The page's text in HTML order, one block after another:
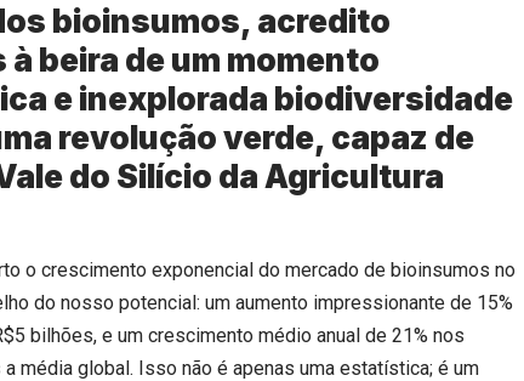
bioinsumos, acredito
beira de um momento
e inexplorada biodiversidade
revolução verde, capaz de
do Silício da Agricultura
o crescimento exponencial do mercado de bioinsumos no
do nosso potencial: um aumento impressionante de 15%
bilhões, e um crescimento médio anual de 21% nos
média global. Isso não é apenas uma estatística; é um